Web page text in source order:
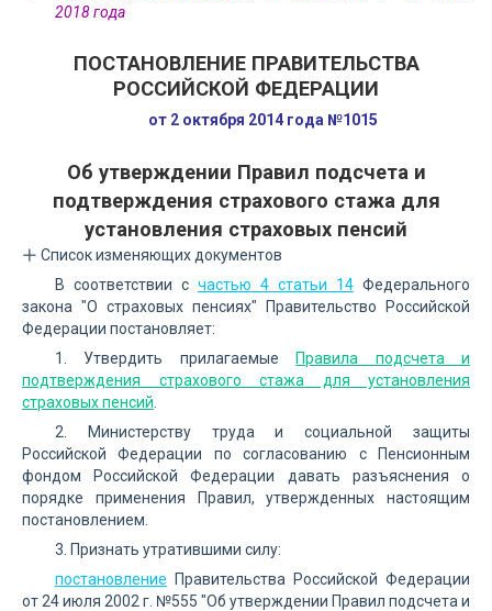
2018 года
ПОСТАНОВЛЕНИЕ ПРАВИТЕЛЬСТВА
РОССИЙСКОЙ ФЕДЕРАЦИИ
от 2 октября 2014 года №1015
Об утверждении Правил подсчета и
подтверждения страхового стажа для
установления страховых пенсий
Список изменяющих документов
В соответствии с частью 4 статьи 14 Федерального
закона "О страховых пенсиях" Правительство Российской
Федерации постановляет:
1. Утвердить прилагаемые
Правила подсчета и
подтверждения страхового стажа для установления
страховых пенсий
2. Министерству труда и социальной защиты
Российской Федерации по согласованию с Пенсионным
фондом Российской Федерации давать разъяснения о
порядке применения Правил, утвержденных настоящим
постановлением.
3. Признать утратившими силу:
постановление Правительства Российской Федерации
от 24 июля 2002 г. №555 "Об утверждении Правил подсчета и